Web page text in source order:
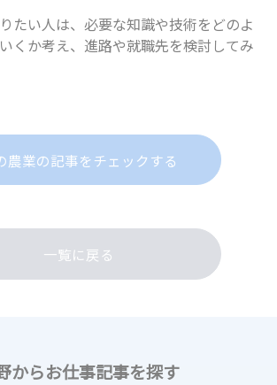
たい人は、必要な知識や技術をどのよ
くか考え、進路や就職先を検討してみ
農業の記事をチェックする
一覧に戻る
からお仕事記事を探す